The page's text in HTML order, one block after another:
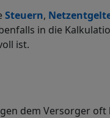
Steuern,
in die
ist.
dem Versorger